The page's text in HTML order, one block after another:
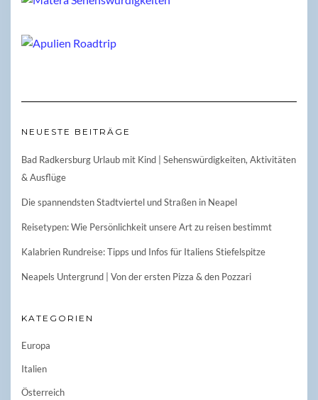
NEUESTE BEITRÄGE
Bad Radkersburg Urlaub mit Kind | Sehenswürdigkeiten, Aktivitäten
& Ausflüge
Die spannendsten Stadtviertel und Straßen in Neapel
Reisetypen: Wie Persönlichkeit unsere Art zu reisen bestimmt
Kalabrien Rundreise: Tipps und Infos für Italiens Stiefelspitze
Neapels Untergrund | Von der ersten Pizza & den Pozzari
KATEGORIEN
Europa
Italien
Österreich